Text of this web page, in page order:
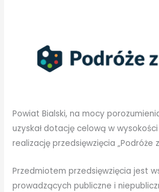
Powiat Bialski, na mocy
uzyskał dotację celową w
realizację przedsięwzięcia „Podróże
Przedmiotem przedsięwzięcia jest
prowadzących publiczne i